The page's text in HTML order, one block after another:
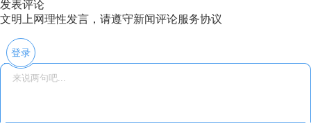
发表评论
文明上网理性发言，请遵守新闻评论服务协议
登录